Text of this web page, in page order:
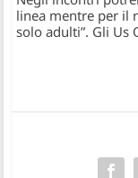
linea mentre per il
solo adulti”. Gli Us